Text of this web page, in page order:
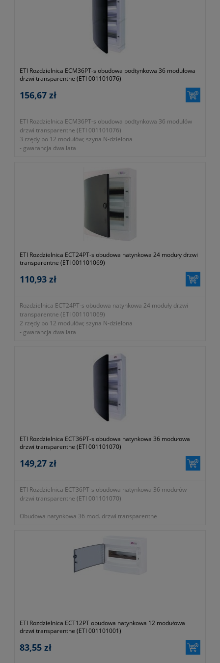
ETI Rozdzielnica ECM36PT-s obudowa podtynkowa 36 modułowa
drzwi transparentne (ETI 001101076)
156,67 zł
ETI Rozdzielnica ECM36PT-s obudowa podtynkowa 36 modułów
drzwi transparentne (ETI 001101076)
3 rzędy po 12 modułów; szyna N-dzielona
- gwarancja dwa lata
ETI Rozdzielnica ECT24PT-s obudowa natynkowa 24 moduły drzwi
transparentne (ETI 001101069)
110,93 zł
Rozdzielnica ECT24PT-s obudowa natynkowa 24 moduły drzwi
transparentne (ETI 001101069)
2 rzędy po 12 modułów; szyna N-dzielona
- gwarancja dwa lata
ETI Rozdzielnica ECT36PT-s obudowa natynkowa 36 modułowa
drzwi transparentne (ETI 001101070)
149,27 zł
ETI Rozdzielnica ECT36PT-s obudowa natynkowa 36 modułów
drzwi transparentne (ETI 001101070)
Obudowa natynkowa 36 mod. drzwi transparentne
ETI Rozdzielnica ECT12PT obudowa natynkowa 12 modułowa
drzwi transparentne (ETI 001101001)
83,55 zł